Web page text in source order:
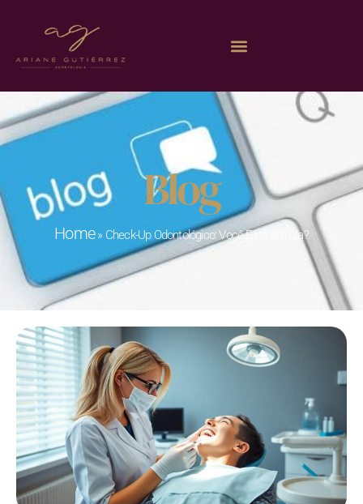
Blog
Home» Check-Up Odontológico: Você Está em Dia?